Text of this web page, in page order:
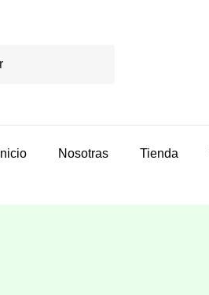
Inicio Nosotras Tienda